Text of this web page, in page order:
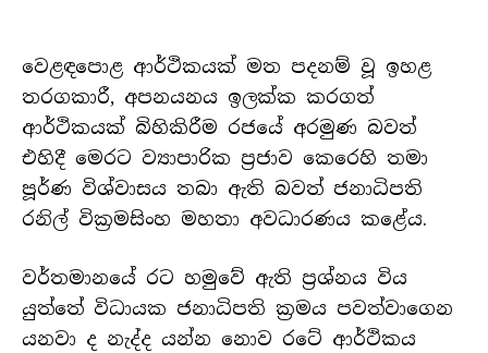
වෙළඳපොළ ආර්ථිකයක් මත පදනම් වූ ඉහළ
තරගකාරී, අපනයනය ඉලක්ක කරගත්
ආර්ථිකයක් බිහිකිරීම රජයේ අරමුණ බවත්
එහිදී මෙරට ව්‍යාපාරික ප්‍රජාව කෙරෙහි තමා
පූර්ණ විශ්වාසය තබා ඇති බවත් ජනාධිපති
රනිල් වික්‍රමසිංහ මහතා අවධාරණය කළේය.
වර්තමානයේ රට හමුවේ ඇති ප්‍රශ්නය විය
යුත්තේ විධායක ජනාධිපති ක්‍රමය පවත්වාගෙන
යනවා ද නැද්ද යන්න නොව රටේ ආර්ථිකය